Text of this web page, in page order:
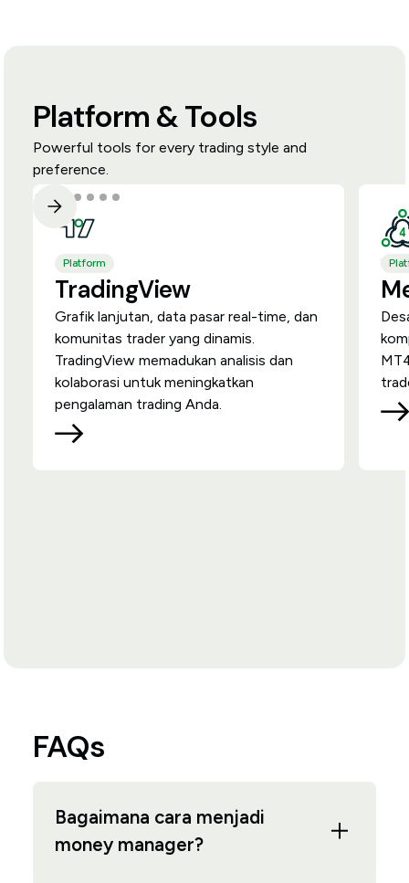
Platform & Tools
Powerful tools for every trading style and
preference.
Platform
TradingView
Grafik lanjutan, data pasar real-time, dan
komunitas trader yang dinamis.
TradingView memadukan analisis dan
kolaborasi untuk meningkatkan
pengalaman trading Anda.
FAQs
Bagaimana cara menjadi
money manager?